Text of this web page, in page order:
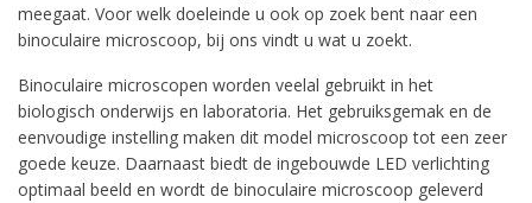
meegaat. Voor welk doeleinde u ook op zoek bent naar een
binoculaire microscoop, bij ons vindt u wat u zoekt.
Binoculaire microscopen worden veelal gebruikt in het
biologisch onderwijs en laboratoria. Het gebruiksgemak en de
eenvoudige instelling maken dit model microscoop tot een zeer
goede keuze. Daarnaast biedt de ingebouwde LED verlichting
optimaal beeld en wordt de binoculaire microscoop geleverd